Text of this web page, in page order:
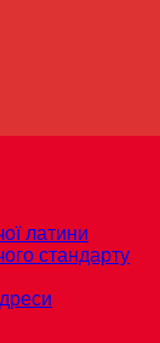
латини
стандарту